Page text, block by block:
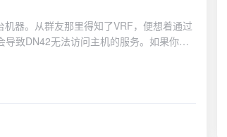
运行一段时间后，我突然发现通过我的内
相连的节点（如：226(NKG)-
器。从群友那里得知了VRF，便想着通过
杂等问题。 VRF（Virtual Routing and
和birdc show route table t_inet来分别